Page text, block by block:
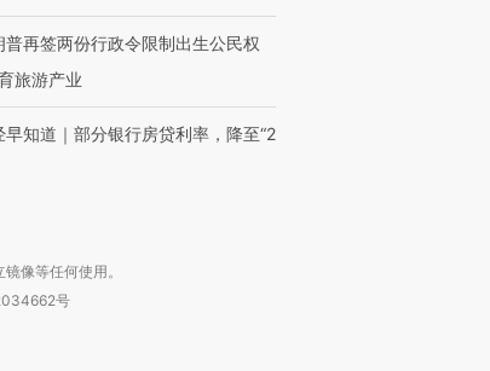
普再签两份行政令限制出生公民权
旅游产业
早知道｜部分银行房贷利率，降至“2
像等任何使用。
号